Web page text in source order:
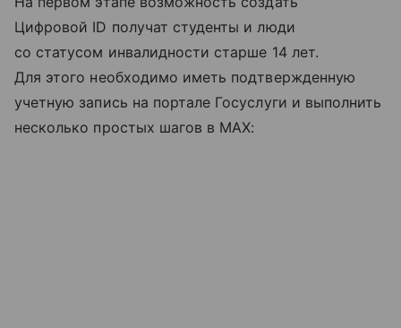
Цифровой ID получат студенты и люди
со статусом инвалидности старше 14 лет.
Для этого необходимо иметь подтвержденную
учетную запись на портале Госуслуги и выполнить
несколько простых шагов в MAX: